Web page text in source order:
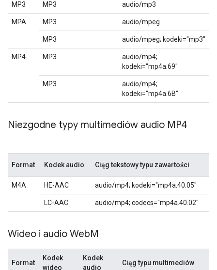
MP3 MP3 audio/mp3
MPA MP3 audio/mpeg
MP3 audio/mpeg; kodeki="mp3"
MP4 MP3
audio/mp4;
kodeki="mp4a.69"
MP3
audio/mp4;
kodeki="mp4a.6B"
Niezgodne typy multimediów audio MP4
Format Kodek audio Ciąg tekstowy typu zawartości
M4A HE-AAC audio/mp4; kodeki="mp4a.40.05"
LC-AAC audio/mp4; codecs="mp4a.40.02"
Wideo i audio WebM
Format
Kodek
wideo
Kodek
audio
Ciąg typu multimediów